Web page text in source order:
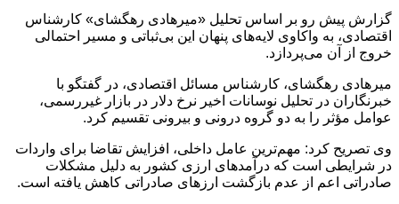
گزارش پیش رو بر اساس تحلیل «میرهادی رهگشای» کارشناس
اقتصادی، به واکاوی لایه‌های پنهان این بی‌ثباتی و مسیر احتمالی
خروج از آن می‌پردازد.
میرهادی رهگشای، کارشناس مسائل اقتصادی، در گفتگو با
خبرنگاران در تحلیل نوسانات اخیر نرخ دلار در بازار غیررسمی،
عوامل مؤثر را به دو گروه درونی و بیرونی تقسیم کرد.
وی تصریح کرد: مهم‌ترین عامل داخلی، افزایش تقاضا برای واردات
در شرایطی است که درآمدهای ارزی کشور به دلیل مشکلات
صادراتی اعم از عدم بازگشت ارزهای صادراتی کاهش یافته است.